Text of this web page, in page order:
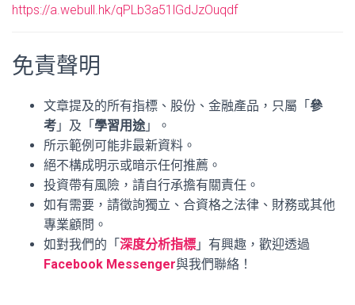
https://a.webull.hk/qPLb3a51lGdJzOuqdf
免責聲明
文章提及的所有指標、股份、金融產品，只屬「 參
考 」及「 學習用途 」。
所示範例可能非最新資料。
絕不構成明示或暗示任何推薦。
投資帶有風險，請自行承擔有關責任。
如有需要，請徵詢獨立、合資格之法律、財務或其他
專業顧問。
如對我們的「 深度分析指標 」有興趣，歡迎透過
Facebook Messenger與我們聯絡！